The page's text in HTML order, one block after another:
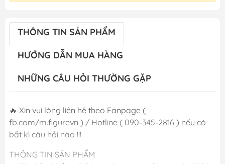
THÔNG TIN SẢN PHẨM
HƯỚNG DẪN MUA HÀNG
NHỮNG CÂU HỎI THƯỜNG GẶP
🔥 Xin vui lòng liên hệ theo Fanpage (
fb.com/m.figurevn ) / Hotline ( 090-345-2816 ) nếu có
bất kì câu hỏi nào !!!
THÔNG TIN SẢN PHẨM